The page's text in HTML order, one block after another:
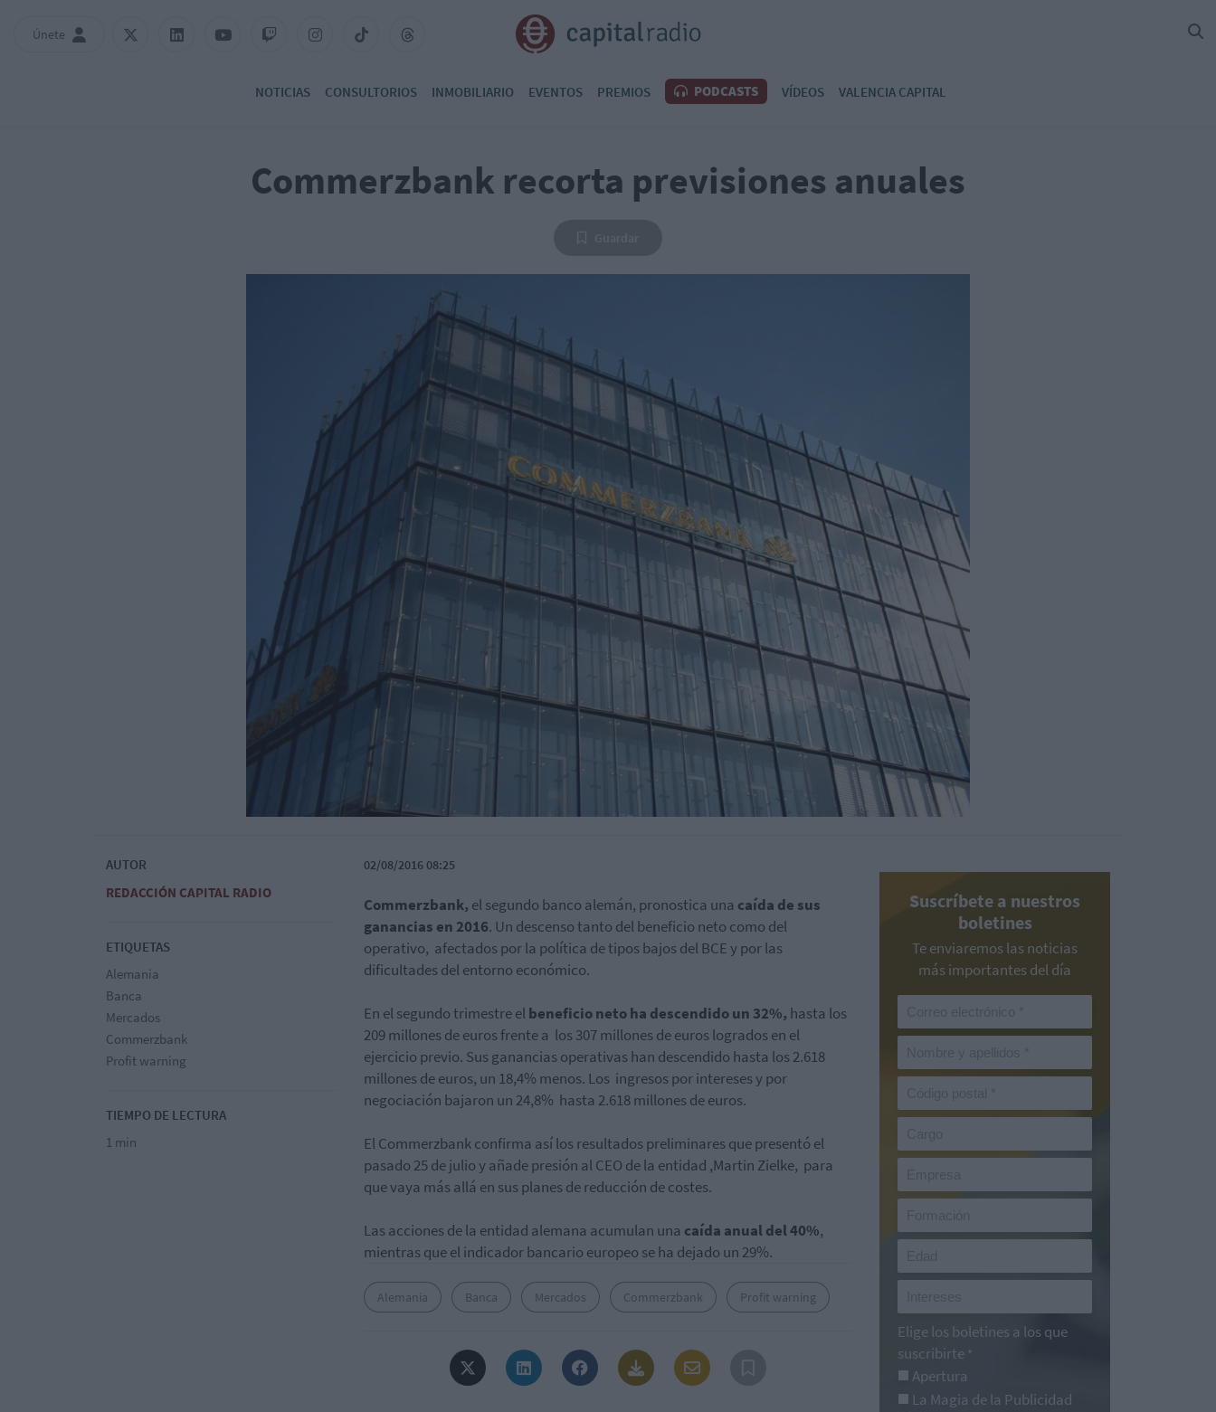
Únete
NOTICIAS CONSULTORIOS INMOBILIARIO EVENTOS PREMIOS PODCASTS VÍDEOS VALENCIA CAPITAL
Commerzbank recorta previsiones anuales
AUTOR
REDACCIÓN CAPITAL RADIO
ETIQUETAS
Alemania
Banca
Mercados
Commerzbank
Profit warning
TIEMPO DE LECTURA
1 min
02/08/2016 08:25
Commerzbank, el segundo banco alemán, pronostica una caída de sus
ganancias en 2016. Un descenso tanto del beneficio neto como del
operativo, afectados por la política de tipos bajos del BCE y por las
dificultades del entorno económico.
En el segundo trimestre elbeneficio neto ha descendido un 32%, hasta los
209 millones de euros frente a los 307 millones de euros logrados en el
ejercicio previo. Sus ganancias operativas han descendido hasta los 2.618
millones de euros, un 18,4% menos. Los ingresos por intereses y por
negociación bajaron un 24,8% hasta 2.618 millones de euros.
El Commerzbank confirma así los resultados preliminares que presentó el
pasado 25 de julio y añade presión al CEO de la entidad ,Martin Zielke, para
que vaya más allá en sus planes de reducción de costes.
Las acciones de la entidad alemana acumulan una caída anual del 40%,
mientras que el indicador bancario europeo se ha dejado un 29%.
Alemania Banca Mercados Commerzbank Profit warning
Suscríbete a nuestros
boletines
Te enviaremos las noticias
más importantes del día
Elige los boletines a los que
suscribirte *
Apertura
La Magia de la Publicidad